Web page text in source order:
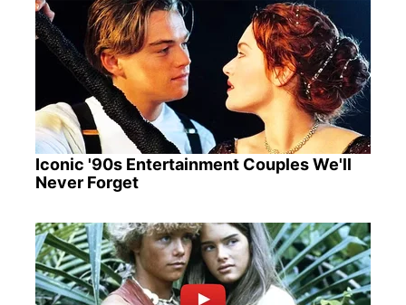
Iconic '90s Entertainment Couples We'll
Never Forget